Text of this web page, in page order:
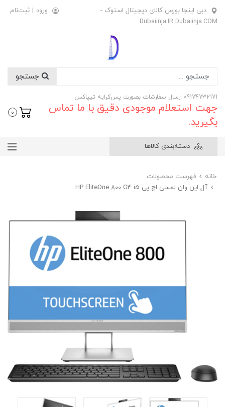
دبی اینجا بورس کالای دیجیتال استوک -
Dubaiinja.IR Dubaiinja.COM
ورود | ثبت‌نام
09174732171 ارسال سفارشات بصورت پس‌کرایه تیپاکس
جهت استعلام موجودی دقیق با ما تماس
بگیرید.
0
دسته‌بندی کالاها
خانه
فهرست محصولات
آل این وان لمسی اچ پی HP EliteOne 800 G4 i5